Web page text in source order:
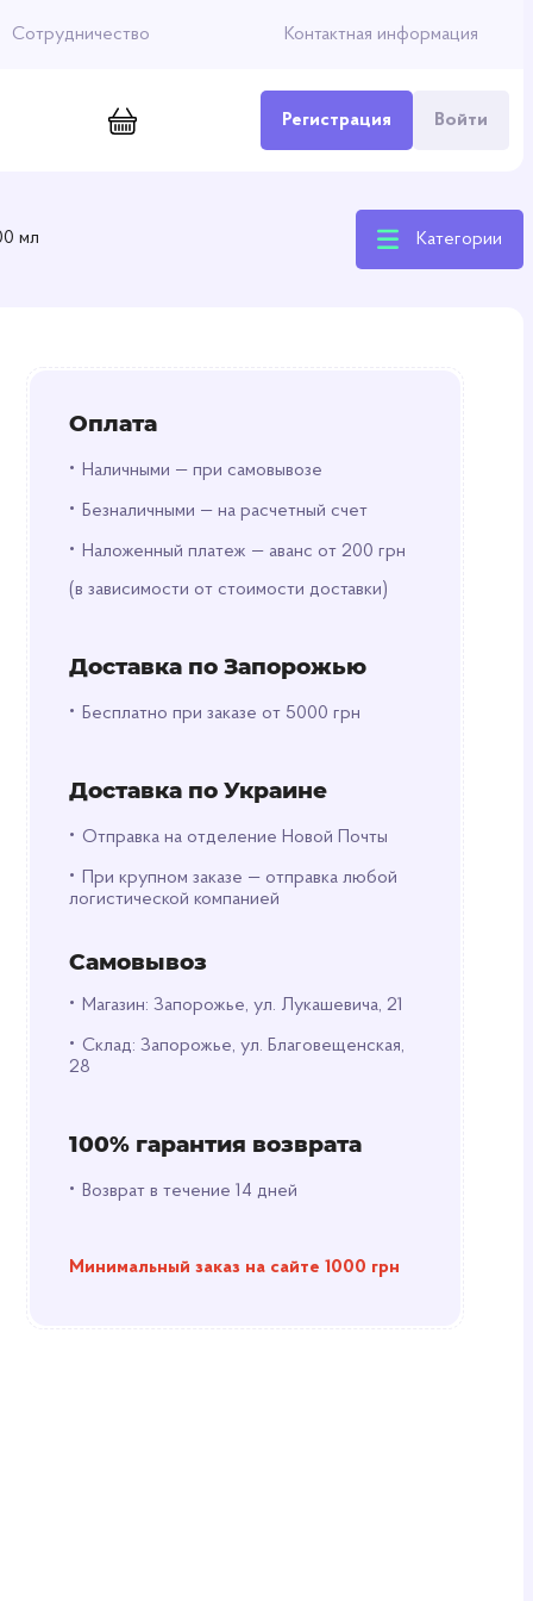
Сотрудничество Контактная информация
Регистрация Войти
мл Категории
Оплата
• Наличными — при самовывозе
• Безналичными — на расчетный счет
• Наложенный платеж — аванс от 200 грн
(в зависимости от стоимости доставки)
Доставка по Запорожью
• Бесплатно при заказе от 5000 грн
Доставка по Украине
• Отправка на отделение Новой Почты
•
При крупном заказе — отправка любой
логистической компанией
Самовывоз
• Магазин: Запорожье, ул. Лукашевича, 21
• Склад: Запорожье, ул. Благовещенская,
28
100% гарантия возврата
• Возврат в течение 14 дней
Минимальный заказ на сайте 1000 грн